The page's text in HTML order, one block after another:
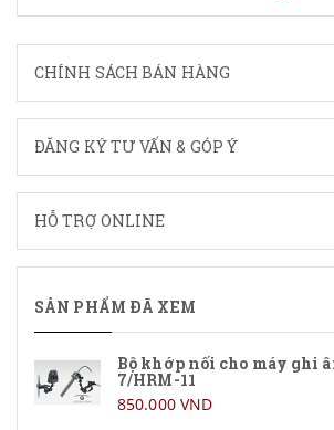
CHÍNH SÁCH BÁN HÀNG
ĐĂNG KÝ TƯ VẤN & GÓP Ý
HỖ TRỢ ONLINE
SẢN PHẨM ĐÃ XEM
Bộ khớp nối cho máy ghi
7/HRM-11
850.000 VND